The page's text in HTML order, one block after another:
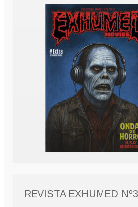
REVISTA EXHUMED Nº3